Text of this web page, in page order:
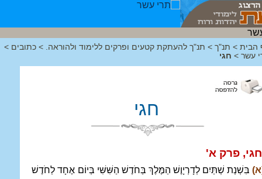
הבית > תנ"ך > תנ"ך להעתקת קטעים ופרקים ללימוד ולהוראה. > כתובים >
עשר > חגי
חגי
חגי, פרק א'
בִּשְׁנַת שְׁתַּיִם לְדָרְיָוֶשׁ הַמֶּלֶךְ בַּחֹדֶשׁ הַשִּׁשִּׁי בְּיוֹם אֶחָד לַחֹדֶשׁ